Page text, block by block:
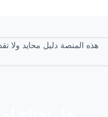
هذه المنصة دليل محايد ولا